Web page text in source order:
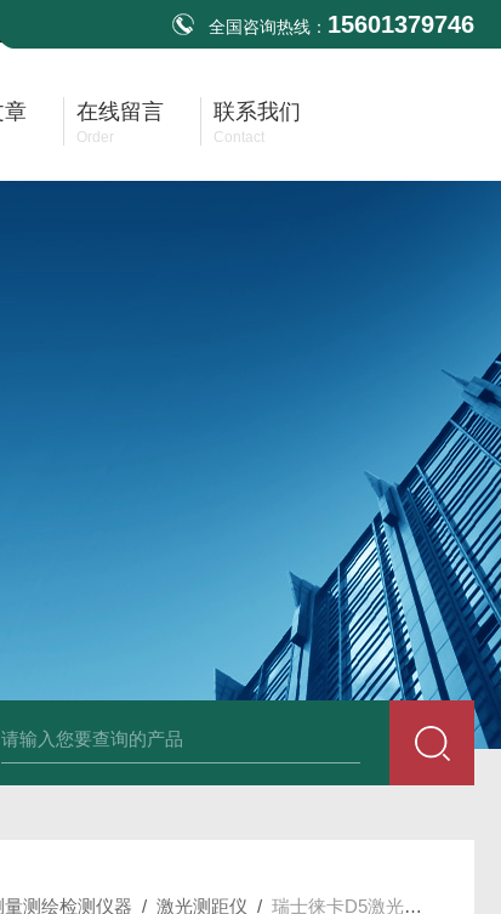
全国咨询热线： 15601379746
章 在线留言
Order
联系我们
Contact
中深浅层地源热泵空调系统运行故障诊断修复 冷暖双
量测绘检测仪器 /激光测距仪 /瑞士徕卡D5激光测距仪